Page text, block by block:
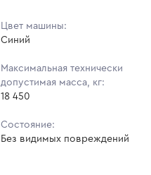
Цвет машины:
Синий
Максимальная технически
допустимая масса, кг:
18 450
Состояние:
Без видимых повреждений